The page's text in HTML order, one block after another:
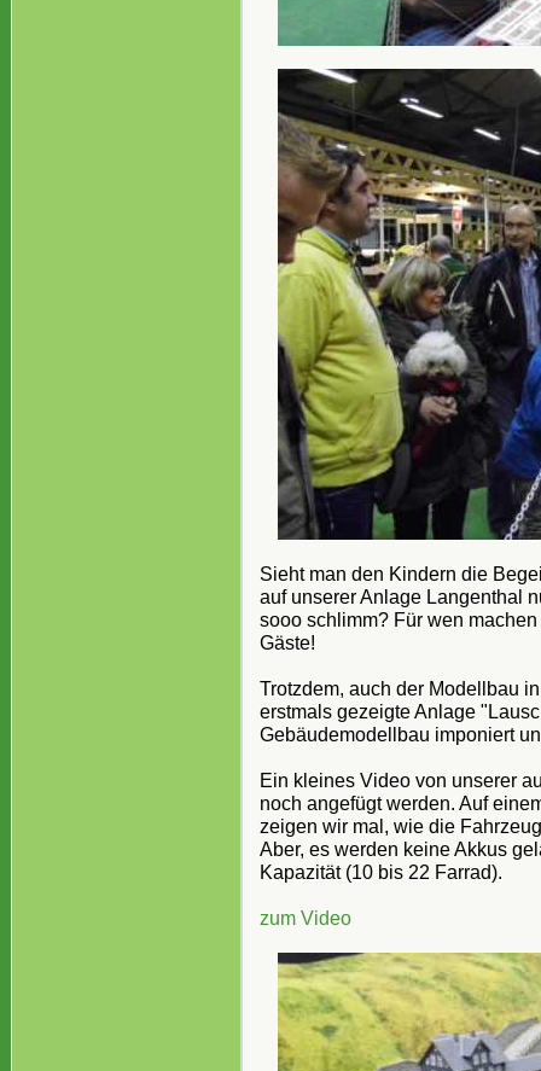
Sieht man den Kindern die
auf unserer Anlage Langenthal
sooo schlimm? Für wen
Gäste!
Trotzdem, auch der Modellbau
erstmals gezeigte Anlage
Gebäudemodellbau imponiert
Ein kleines Video von unserer
noch angefügt werden. Auf
zeigen wir mal, wie die
Aber, es werden keine Akkus
Kapazität (10 bis 22 Farrad).
zum Video